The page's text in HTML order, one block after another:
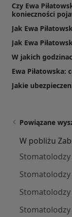
Czy Ewa
konieczności
Jak Ewa
Jak Ewa
W jakich
Ewa Piłatowska:
Jakie
Powiązane
W pobliżu